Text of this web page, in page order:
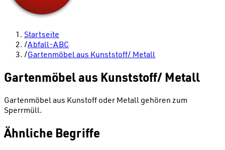
Startseite
/Abfall-ABC
/Gartenmöbel aus Kunststoff/ Metall
Gartenmöbel aus Kunststoff/ Metall
Gartenmöbel aus Kunstoff oder Metall gehören zum
Sperrmüll.
Ähnliche Begriffe